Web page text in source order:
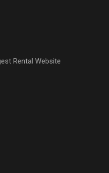
Rental Website